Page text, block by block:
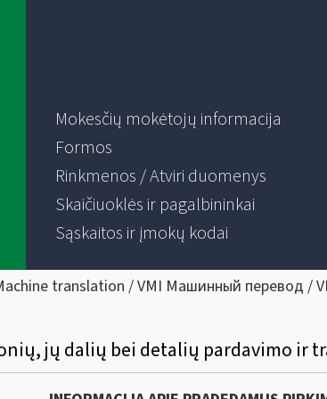
Mokesčių mokėtojų informacija
Formos
Rinkmenos / Atviri duomenys
Skaičiuoklės ir pagalbininkai
Sąskaitos ir įmokų kodai
translation / VMI Машинный перевод /